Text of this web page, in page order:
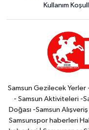
Kullanım
Samsun Gezilecek Yerler
- Samsun Aktiviteleri -
Doğası -Samsun
Samsunspor haberleri